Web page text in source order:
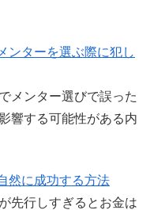
ンターを選ぶ際に犯し
メンター選びで誤った
響する可能性がある内
然に成功する方法
先行しすぎるとお金は